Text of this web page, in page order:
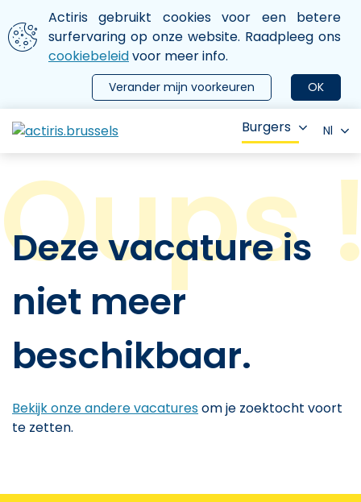
Aller au contenu principal
We gebruiken cookies
Actiris gebruikt cookies voor een betere
surfervaring op onze website. Raadpleeg ons
cookiebeleidvoor meer info.
OK
Verander mijn voorkeuren
le menu
Burgers Nl
Deze vacature is
niet meer
beschikbaar.
Bekijk onze andere vacaturesom je zoektocht voort
te zetten.